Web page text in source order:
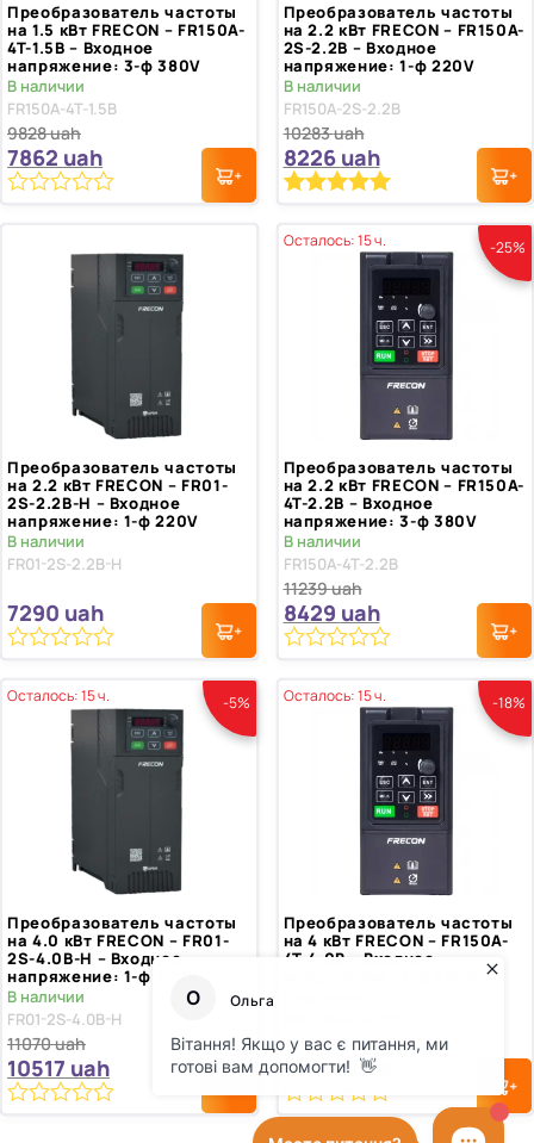
Преобразователь частоты
на 1.5 кВт FRECON – FR150A-
4T-1.5B – Входное
напряжение: 3-ф 380V
В наличии
FR150A-4T-1.5B
9828uah
7862 uah
Преобразователь частоты
на 2.2 кВт FRECON – FR150A-
2S-2.2B – Входное
напряжение: 1-ф 220V
В наличии
FR150A-2S-2.2B
10283uah
8226 uah
5.00 из 5 на
основе
пользователя
Преобразователь частоты
на 2.2 кВт FRECON – FR01-
2S-2.2B-H – Входное
напряжение: 1-ф 220V
В наличии
FR01-2S-2.2B-H
7290 uah
из
5
Осталось: 15 ч. -25%
Преобразователь частоты
на 2.2 кВт FRECON – FR150A-
4T-2.2B – Входное
напряжение: 3-ф 380V
В наличии
FR150A-4T-2.2B
11239uah
8429 uah
из
5
Осталось: 15 ч. -5%
Преобразователь частоты
на 4.0 кВт FRECON – FR01-
2S-4.0B-H – Входное
напряжение: 1-ф 220V
В наличии
FR01-2S-4.0B-H
11070uah
10517 uah
Осталось: 15 ч. -18%
Преобразователь частоты
на 4 кВт FRECON – FR150A-
4T-4.0B – Входное
12968 uah
10634 uah
0